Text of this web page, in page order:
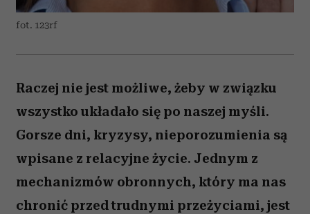
fot. 123rf
Raczej nie jest możliwe, żeby w związku
wszystko układało się po naszej myśli.
Gorsze dni, kryzysy, nieporozumienia są
wpisane z relacyjne życie. Jednym z
mechanizmów obronnych, który ma nas
chronić przed trudnymi przeżyciami, jest